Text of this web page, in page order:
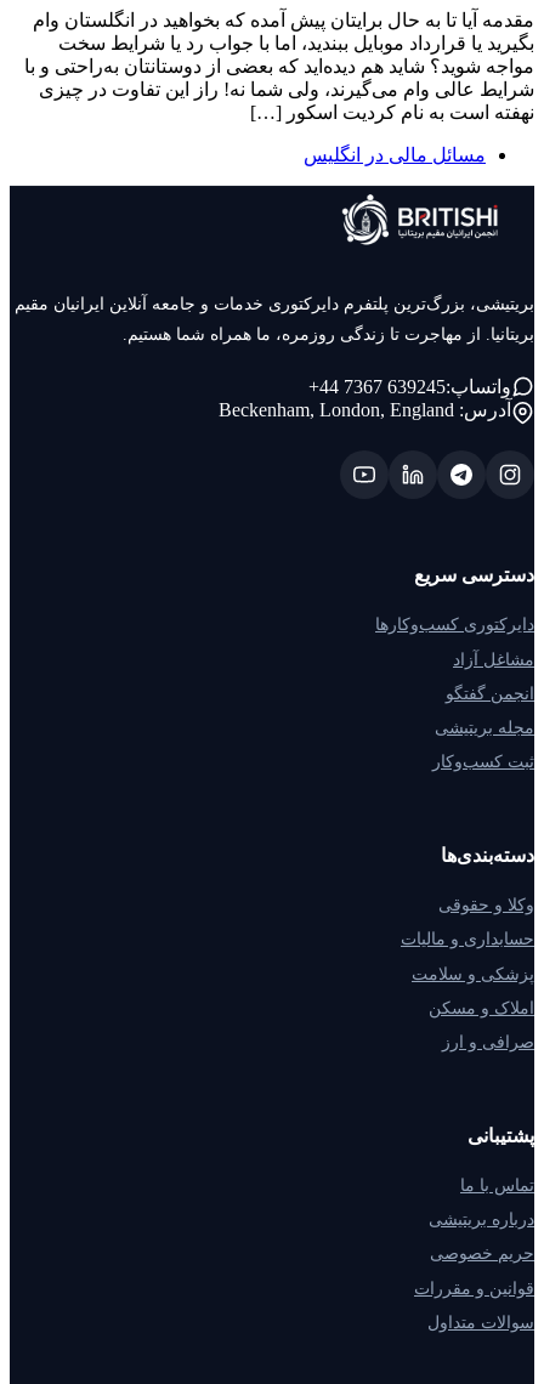
مقدمه آیا تا به حال برایتان پیش آمده که بخواهید در انگلستان وام
بگیرید یا قرارداد موبایل ببندید، اما با جواب رد یا شرایط سخت
مواجه شوید؟ شاید هم دیده‌اید که بعضی از دوستانتان به‌راحتی و با
شرایط عالی وام می‌گیرند، ولی شما نه! راز این تفاوت در چیزی
نهفته است به نام کردیت اسکور […]
مسائل مالی در انگلیس
بریتیشی، بزرگ‌ترین پلتفرم دایرکتوری خدمات و جامعه آنلاین ایرانیان مقیم
بریتانیا. از مهاجرت تا زندگی روزمره، ما همراه شما هستیم.
واتساپ:+44 7367 639245
آدرس: Beckenham, London, England
دسترسی سریع
دایرکتوری کسب‌وکارها
مشاغل آزاد
انجمن گفتگو
مجله بریتیشی
ثبت کسب‌وکار
دسته‌بندی‌ها
وکلا و حقوقی
حسابداری و مالیات
پزشکی و سلامت
املاک و مسکن
صرافی و ارز
پشتیبانی
تماس با ما
درباره بریتیشی
حریم خصوصی
قوانین و مقررات
سوالات متداول